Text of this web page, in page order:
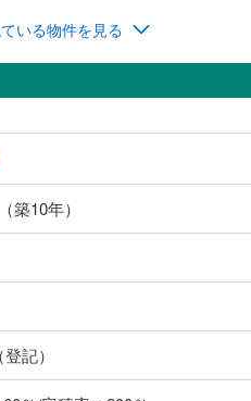
力してください。
関によって異なります。
す。初期設定で自動入力されてい
貸出金利とは何ら関係がなく、実際
保証するものではありません。返
ます。
ます。ご注意ください。実際にお
ずご自身でご確認をお願いいたしま
ことがあります。
相談をする 無料
いる物件を見る
築10年）
（登記）